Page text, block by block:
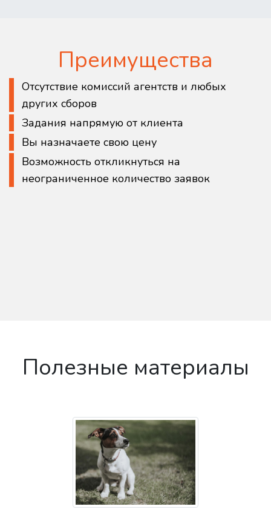
Преимущества
Отсутствие комиссий агентств и любых
других сборов
Задания напрямую от клиента
Вы назначаете свою цену
Возможность откликнуться на
неограниченное количество заявок
Полезные материалы